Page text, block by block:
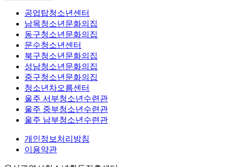
공업탑청소년센터
남목청소년문화의집
동구청소년문화의집
문수청소년센터
북구청소년문화의집
성남청소년문화의집
중구청소년문화의집
청소년차오름센터
울주 서부청소년수련관
울주 중부청소년수련관
울주 남부청소년수련관
개인정보처리방침
이용약관